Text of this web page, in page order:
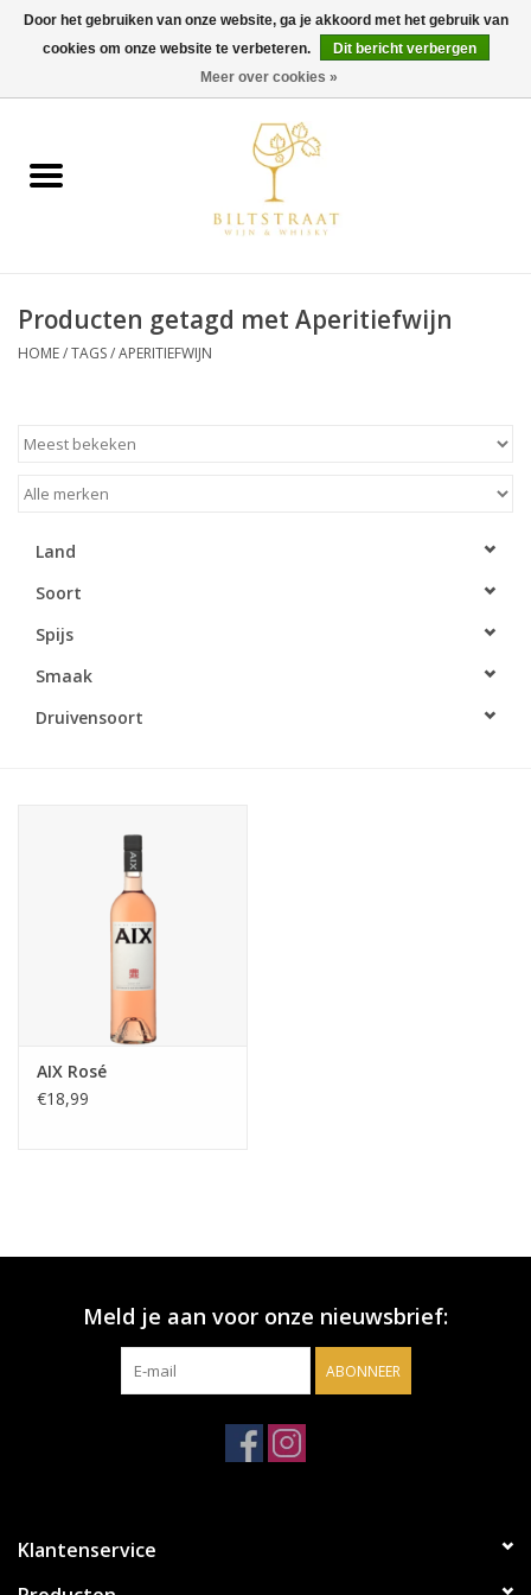
0 Artikelen - €0,00
Wijn
Gin & Tonic
Gedestilleerd
Relatiegeschenken
Sake
Producten getagd met Aperitiefwijn
HOME/TAGS/APERITIEFWIJN
Land
Soort
Spijs
Smaak
Druivensoort
AIX Rosé
€18,99
Meld je aan voor onze nieuwsbrief:
ABONNEER
Klantenservice
Door het gebruiken van onze website, ga je akkoord met het gebruik van
cookies om onze website te verbeteren.
Dit bericht verbergen
Meer over cookies »